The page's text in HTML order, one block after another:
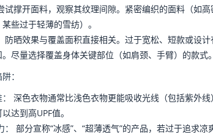
试撑开面料，观察其纹理间隙。紧密编织的面料（如
某些过于轻薄的雪纺）。
防晒效果与覆盖面积直接相关。过于宽松、短款或设
尽量选择覆盖身体关键部位（如肩颈、手臂）的款式。
：
深色衣物通常比浅色衣物更能吸收光线（包括紫外
达到高UPF值。
部分宣称“冰感”、“超薄透气”的产品，若过于追求